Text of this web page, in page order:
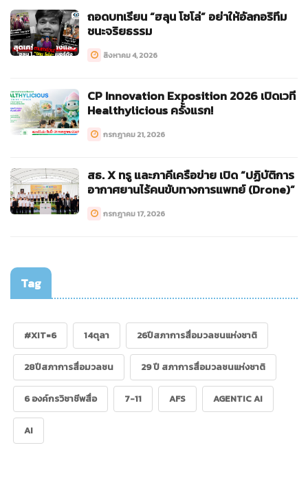
ถอดบทเรียน “ฮลุน โซโล่” อย่าให้อัลกอริทึม
ชนะจริยธรรม
สิงหาคม 4, 2026
CP Innovation Exposition 2026 เปิดเวที
Healthylicious ครั้งแรก!
กรกฎาคม 21, 2026
สธ. X ทรู และภาคีเครือข่าย เปิด “ปฏิบัติการ
อากาศยานไร้คนขับทางการแพทย์ (Drone)”
กรกฎาคม 17, 2026
Tag
#XIT=6 14ตุลา 26ปีสภาการสื่อมวลชนแห่งชาติ
28ปีสภาการสื่อมวลชน 29 ปี สภาการสื่อมวลชนแห่งชาติ
6 องค์กรวิชาชีพสื่อ 7-11 AFS AGENTIC AI
AI